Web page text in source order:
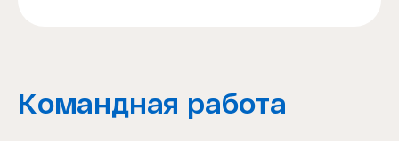
Командная работа